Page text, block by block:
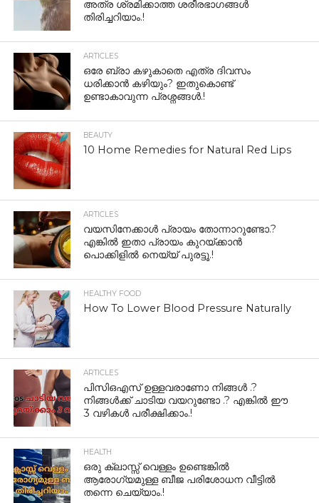
അത്ര ശ്രമിക്കാത്ത ശരീരഭാഗങ്ങള്‍
തിരിച്ചറിയാം.!
ARTICLES
ഒരേ ബ്രാ കഴുകാതെ എത്ര ദിവസം
ധരിക്കാൻ കഴിയും? ഇതുകൊണ്ട്
ഉണ്ടാകാവുന്ന പ്രശ്നങ്ങൾ.!
BEAUTY
10 Home Remedies for Natural Red Lips
ARTICLES
വയസിനേക്കാൾ പ്രായം തോന്നാറുണ്ടോ.?
എങ്കിൽ ഇതാ പ്രായം കുറയ്ക്കാന്‍
പൊക്കിളില്‍ നെയ്യ് പുരട്ടൂ.!
HEALTHY FOOD
How To Lower Blood Pressure Naturally
ARTICLES
പിസിഒഎസ് ഉള്ളവരാണോ നിങ്ങൾ .?
നിങ്ങൾക്ക് ചാടിയ വയറുണ്ടോ .? എങ്കിൽ ഈ
3 വഴികൾ പരീക്ഷിക്കാം.!
HEALTH
ഒരു ക്ലാസ്സ് വെള്ളം ഉണ്ടെങ്കിൽ
ആരോഗ്യമുള്ള ബീജ പരിശോധന വീട്ടിൽ
തന്നെ ചെയ്യാം.!